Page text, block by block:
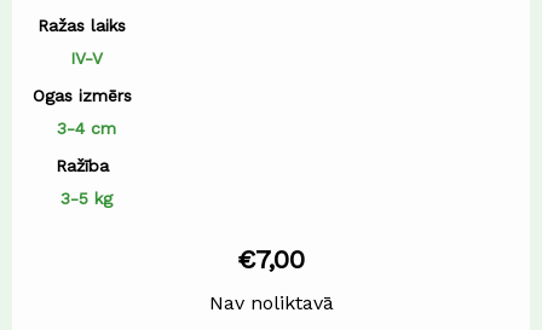
Ražas laiks
IV-V
Ogas izmērs
3-4 cm
Ražība
3-5 kg
€7,00
Nav noliktavā